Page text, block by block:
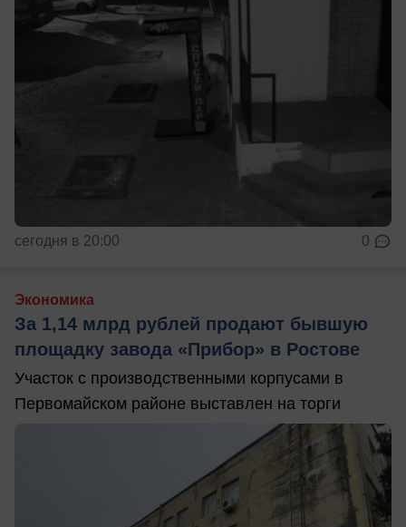
сегодня в 20:00 0
Экономика
За 1,14 млрд рублей продают бывшую
площадку завода «Прибор» в Ростове
Участок с производственными корпусами в
Первомайском районе выставлен на торги